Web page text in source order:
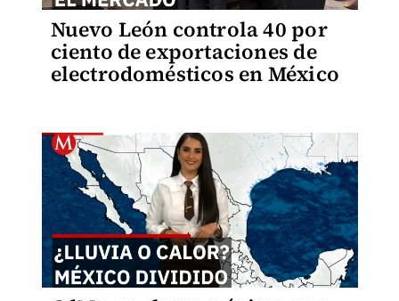
Nuevo León controla 40 por
ciento de exportaciones de
electrodomésticos en México